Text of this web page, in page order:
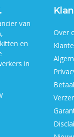
van
en
in
Over